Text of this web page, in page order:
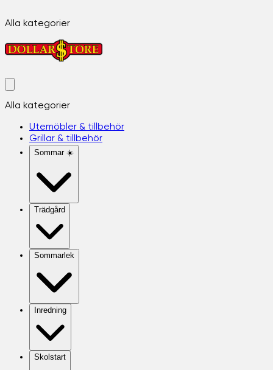
Alla kategorier
Alla kategorier
Utemöbler & tillbehör
Grillar & tillbehör
Sommar ☀️
Trädgård
Sommarlek
Inredning
Skolstart